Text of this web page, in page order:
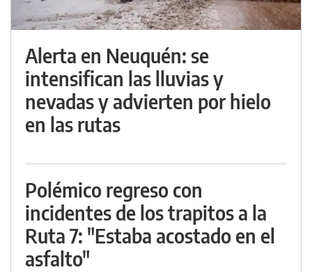
Alerta en Neuquén: se
intensifican las lluvias y
nevadas y advierten por hielo
en las rutas
Polémico regreso con
incidentes de los trapitos a la
Ruta 7: "Estaba acostado en el
asfalto"